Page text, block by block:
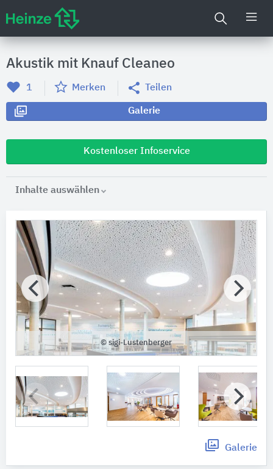
Akustik mit Knauf Cleaneo
1 Merken Teilen
Galerie
Kostenloser Infoservice
Inhalte auswählen
© sigi-Lustenberger
Galerie